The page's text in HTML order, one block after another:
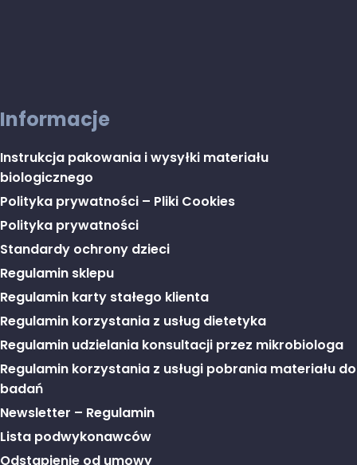
Informacje
Instrukcja pakowania i wysyłki materiału
biologicznego
Polityka prywatności – Pliki Cookies
Polityka prywatności
Standardy ochrony dzieci
Regulamin sklepu
Regulamin karty stałego klienta
Regulamin korzystania z usług dietetyka
Regulamin udzielania konsultacji przez mikrobiologa
Regulamin korzystania z usługi pobrania materiału do
badań
Newsletter – Regulamin
Lista podwykonawców
Odstąpienie od umowy